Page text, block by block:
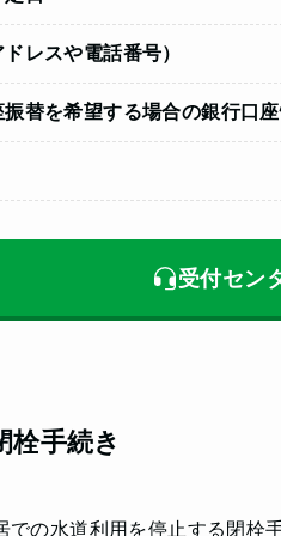
レスや電話番号）
替を希望する場合の銀行口座
受付セン
栓手続き
での水道利用を停止する閉栓